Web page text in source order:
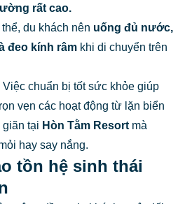
rất cao.
du khách nên uống đủ nước,
đeo kính râmkhi di chuyển trên
Việc chuẩn bị tốt sức khỏe giúp
vẹn các hoạt động từ lặn biển
tại Hòn Tằm Resortmà
hay say nắng.
tồn hệ sinh thái